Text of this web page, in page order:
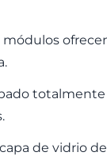
de vidrio de